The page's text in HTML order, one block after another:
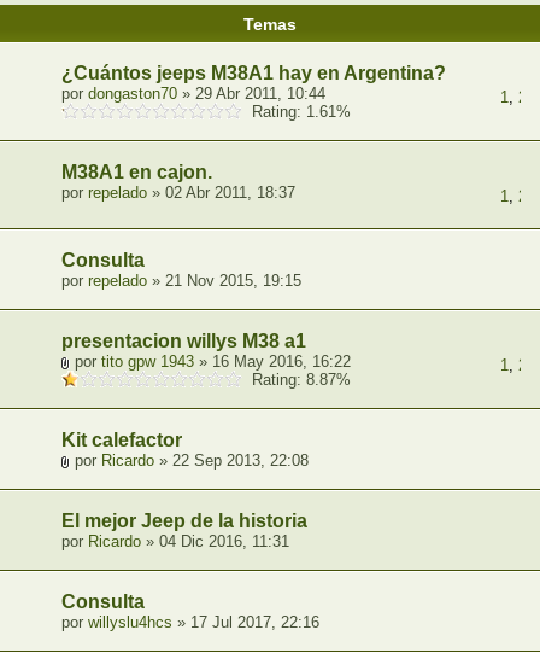
Temas
¿Cuántos jeeps M38A1 hay en Argentina?
1, 2
por dongaston70 » 29 Abr 2011, 10:44
Rating: 1.61%
M38A1 en cajon.
1, 2
por repelado » 02 Abr 2011, 18:37
Consulta
por repelado » 21 Nov 2015, 19:15
presentacion willys M38 a1
1, 2
por tito gpw 1943 » 16 May 2016, 16:22
Rating: 8.87%
Kit calefactor
por Ricardo » 22 Sep 2013, 22:08
El mejor Jeep de la historia
por Ricardo » 04 Dic 2016, 11:31
Consulta
por willyslu4hcs » 17 Jul 2017, 22:16